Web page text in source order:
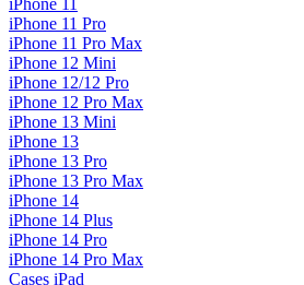
iPhone 11
iPhone 11 Pro
iPhone 11 Pro Max
iPhone 12 Mini
iPhone 12/12 Pro
iPhone 12 Pro Max
iPhone 13 Mini
iPhone 13
iPhone 13 Pro
iPhone 13 Pro Max
iPhone 14
iPhone 14 Plus
iPhone 14 Pro
iPhone 14 Pro Max
Cases iPad